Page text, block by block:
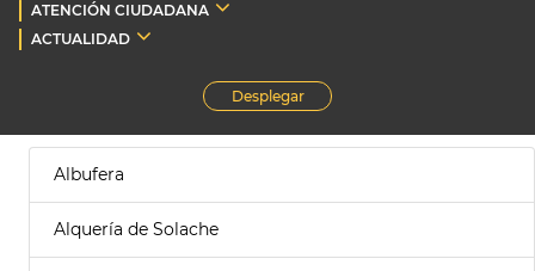
ATENCIÓN CIUDADANA
ACTUALIDAD
Desplegar
Albufera
Alquería de Solache